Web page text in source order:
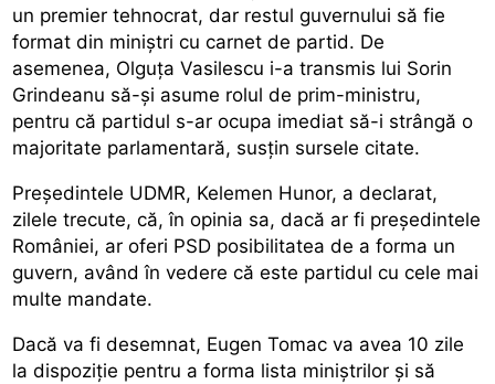
un premier tehnocrat, dar restul guvernului să fie
format din miniștri cu carnet de partid. De
asemenea, Olguța Vasilescu i-a transmis lui Sorin
Grindeanu să-și asume rolul de prim-ministru,
pentru că partidul s-ar ocupa imediat să-i strângă o
majoritate parlamentară, susțin sursele citate.
Președintele UDMR, Kelemen Hunor, a declarat,
zilele trecute, că, în opinia sa, dacă ar fi președintele
României, ar oferi PSD posibilitatea de a forma un
guvern, având în vedere că este partidul cu cele mai
multe mandate.
Dacă va fi desemnat, Eugen Tomac va avea 10 zile
la dispoziție pentru a forma lista miniștrilor și să